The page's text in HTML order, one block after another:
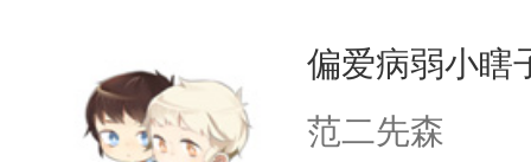
他说：【您需
年，存活下来
再说一遍。】
妄。当他看到
白，这一切终
偏爱病弱小瞎
范二先森